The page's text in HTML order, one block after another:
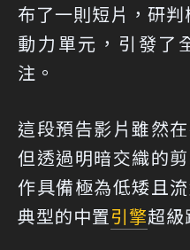
布了一則短片，研
動力單元，引發了
注。
這段預告影片雖然
但透過明暗交織的
作具備極為低矮且
典型的中置引擎超級